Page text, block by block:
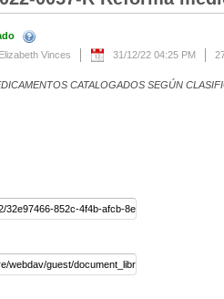
Vinces
31/12/22 04:25 PM
CATALOGADOS SEGÚN